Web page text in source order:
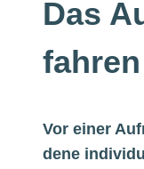
Das
fahren
Vor einer
dene